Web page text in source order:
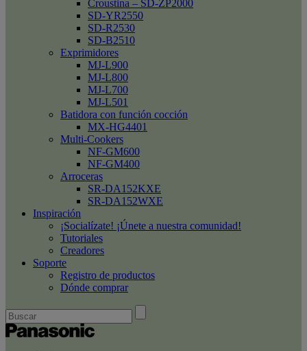
Croustina – SD-ZP2000
SD-YR2550
SD-R2530
SD-B2510
Exprimidores
MJ-L900
MJ-L800
MJ-L700
MJ-L501
Batidora con función cocción
MX-HG4401
Multi-Cookers
NF-GM600
NF-GM400
Arroceras
SR-DA152KXE
SR-DA152WXE
Inspiración
¡Socialízate! ¡Únete a nuestra comunidad!
Tutoriales
Creadores
Soporte
Registro de productos
Dónde comprar